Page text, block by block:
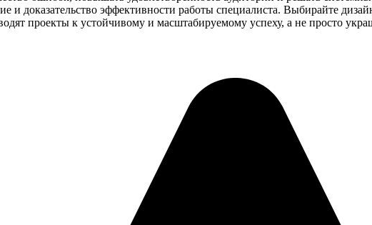
и доказательство эффективности работы специалиста. Выбирайте
проекты к устойчивому и масштабируемому успеху, а не просто